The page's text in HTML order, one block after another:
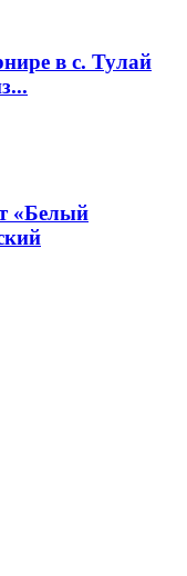
в с. Тулай
«Белый